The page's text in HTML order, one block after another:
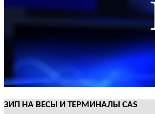
ЗИП НА ВЕСЫ И ТЕРМИНАЛЫ CAS